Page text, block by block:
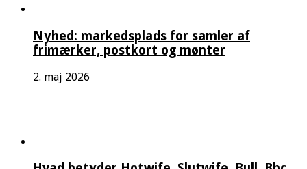
Nyhed: markedsplads for samler af
frimærker, postkort og mønter
2. maj 2026